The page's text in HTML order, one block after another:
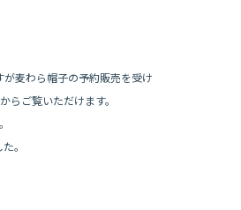
麦わら帽子の予約販売を受け
らご覧いただけます。
。